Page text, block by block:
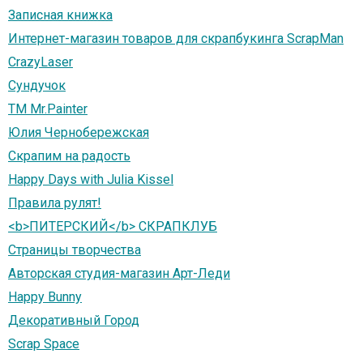
Записная книжка
Интернет-магазин товаров для скрапбукинга ScrapMan
CrazyLaser
Сундучок
ТМ Mr.Painter
Юлия Чернобережская
Скрапим на радость
Happy Days with Julia Kissel
Правила рулят!
<b>ПИТЕРСКИЙ</b> СКРАПКЛУБ
Страницы творчества
Авторская студия-магазин Арт-Леди
Happy Bunny
Декоративный Город
Scrap Space